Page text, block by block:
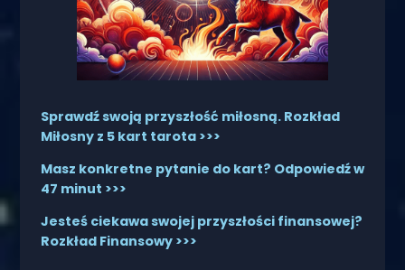
Sprawdź swoją przyszłość miłosną. Rozkład
Miłosny z 5 kart tarota >>>
Masz konkretne pytanie do kart? Odpowiedź w
47 minut >>>
Jesteś ciekawa swojej przyszłości finansowej?
Rozkład Finansowy >>>